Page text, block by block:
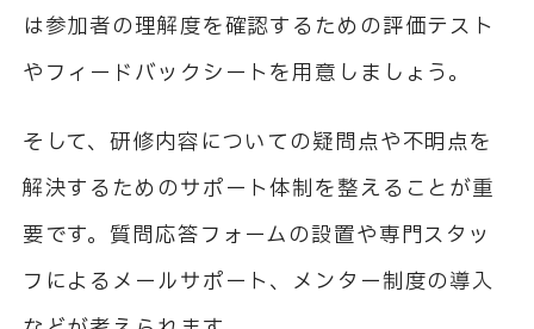
は参加者の理解度を確認するための評価テスト
やフィードバックシートを用意しましょう。
そして、研修内容についての疑問点や不明点を
解決するためのサポート体制を整えることが重
要です。質問応答フォームの設置や専門スタッ
フによるメールサポート、メンター制度の導入